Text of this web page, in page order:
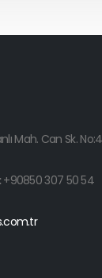
Mah. Can Sk.
+90850 307 50 54